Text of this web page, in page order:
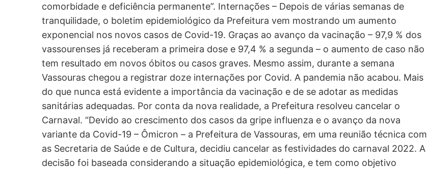
comorbidade e deficiência permanente”. Internações – Depois de várias semanas de
tranquilidade, o boletim epidemiológico da Prefeitura vem mostrando um aumento
exponencial nos novos casos de Covid-19. Graças ao avanço da vacinação – 97,9 % dos
vassourenses já receberam a primeira dose e 97,4 % a segunda – o aumento de caso não
tem resultado em novos óbitos ou casos graves. Mesmo assim, durante a semana
Vassouras chegou a registrar doze internações por Covid. A pandemia não acabou. Mais
do que nunca está evidente a importância da vacinação e de se adotar as medidas
sanitárias adequadas. Por conta da nova realidade, a Prefeitura resolveu cancelar o
Carnaval. “Devido ao crescimento dos casos da gripe influenza e o avanço da nova
variante da Covid-19 – Ômicron – a Prefeitura de Vassouras, em uma reunião técnica com
as Secretaria de Saúde e de Cultura, decidiu cancelar as festividades do carnaval 2022. A
decisão foi baseada considerando a situação epidemiológica, e tem como objetivo